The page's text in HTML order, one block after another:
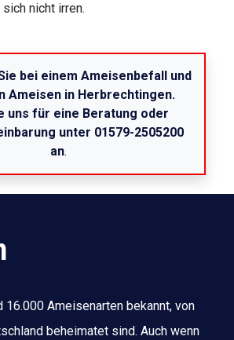
nicht irren.
bei einem Ameisenbefall und
Ameisen in Herbrechtingen.
uns für eine Beratung oder
unter 01579-2505200
an.
Ameisenarten bekannt, von
beheimatet sind. Auch wenn